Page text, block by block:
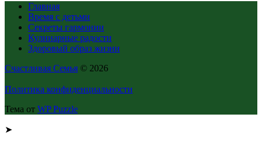
Главная
Время с детьми
Секреты гармонии
Кулинарные радости
Здоровый образ жизни
Счастливая Семья © 2026
Политика конфиденциальности
Тема от WP Puzzle
➤